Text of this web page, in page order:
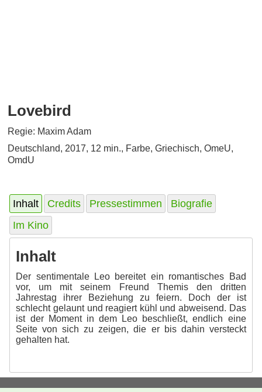
Lovebird
Regie: Maxim Adam
Deutschland, 2017, 12 min., Farbe, Griechisch, OmeU,
OmdU
Inhalt Credits Pressestimmen
Biografie
Im Kino
Inhalt
Der sentimentale Leo bereitet ein romantisches Bad
vor, um mit seinem Freund Themis den dritten
Jahrestag ihrer Beziehung zu feiern. Doch der ist
schlecht gelaunt und reagiert kühl und abweisend. Das
ist der Moment in dem Leo beschließt, endlich eine
Seite von sich zu zeigen, die er bis dahin versteckt
gehalten hat.